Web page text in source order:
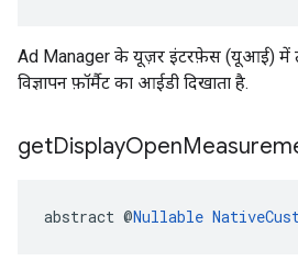
Ad Manager के यूज़र इंटरफ़ेस (यूआई) में
विज्ञापन फ़ॉर्मैट का आईडी दिखाता है.
getDisplayOpen
abstract @Nullable